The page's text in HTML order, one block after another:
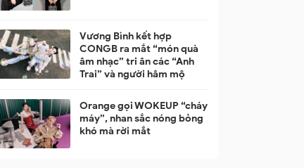
Vương Bình kết hợp
CONGB ra mắt “món quà
âm nhạc” tri ân các “Anh
Trai” và người hâm mộ
Orange gọi WOKEUP “cháy
máy”, nhan sắc nóng bỏng
khó mà rời mắt